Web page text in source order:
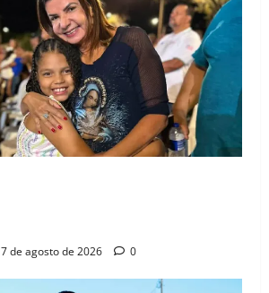
7 de agosto de 2026 0